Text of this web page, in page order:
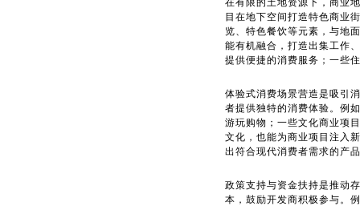
在有限的土地资源下，商业
目在地下空间打造特色商业
览、特色餐饮等元素，与地
能有机融合，打造出集工作
提供便捷的消费服务；一些
体验式消费场景营造是吸引
者提供独特的消费体验。例
游玩购物；一些文化商业项
文化，也能为商业项目注入
出符合现代消费者需求的产
政策支持与资金扶持是推动
本，鼓励开发商积极参与。